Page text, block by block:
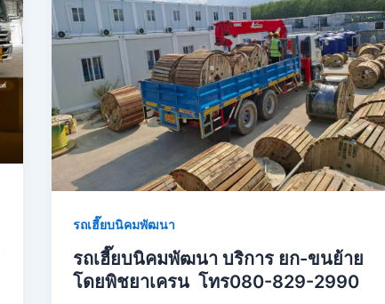
รถเฮี๊ยบนิคมพัฒนา
รถเฮี๊ยบนิคมพัฒนา บริการ ยก-ขนย้าย
โดยพิชยาเครน โทร080-829-2990